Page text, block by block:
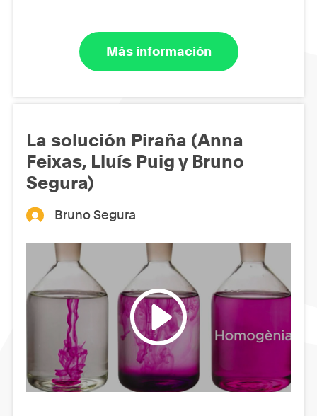
Más información
La solución Piraña (Anna
Feixas, Lluís Puig y Bruno
Segura)
Bruno Segura